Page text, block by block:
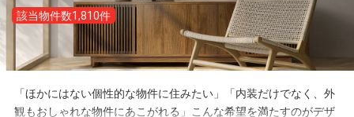
該当物件数1,810件
「ほかにはない個性的な物件に住みたい」「内装だけでなく、外
観もおしゃれな物件にあこがれる」こんな希望を満たすのがデザ